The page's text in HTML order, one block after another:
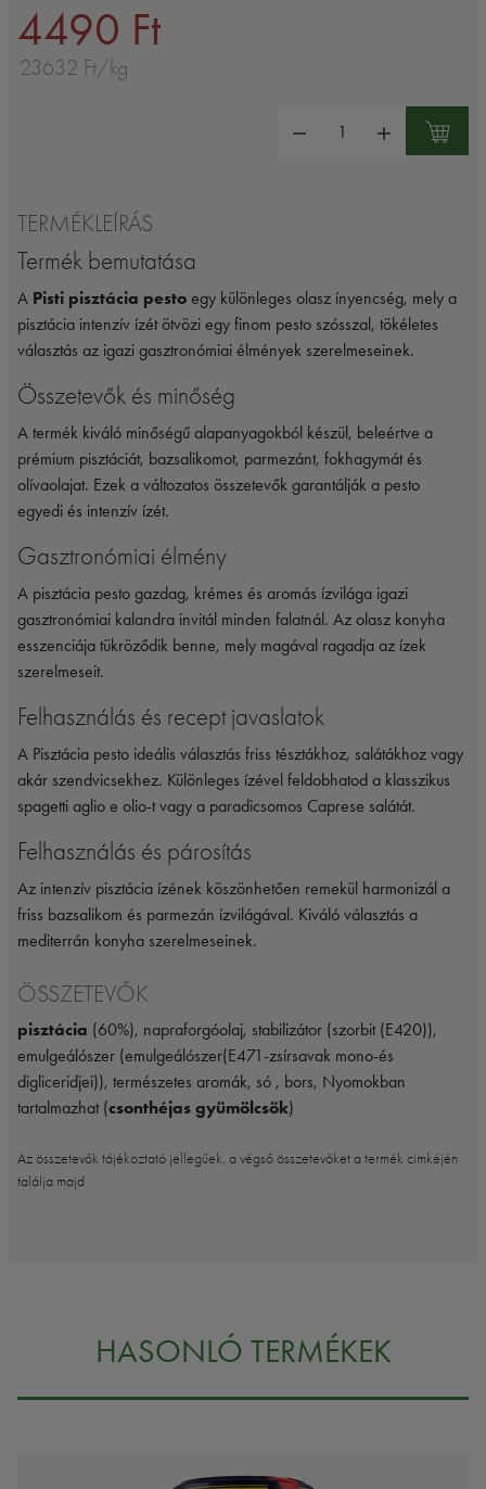
4490 Ft
23632 Ft/kg
TERMÉKLEÍRÁS
Termék bemutatása
A Pisti pisztácia pesto egy különleges olasz ínyencség, mely a
pisztácia intenzív ízét ötvözi egy finom pesto szósszal, tökéletes
választás az igazi gasztronómiai élmények szerelmeseinek.
Összetevők és minőség
A termék kiváló minőségű alapanyagokból készül, beleértve a
prémium pisztáciát, bazsalikomot, parmezánt, fokhagymát és
olívaolajat. Ezek a változatos összetevők garantálják a pesto
egyedi és intenzív ízét.
Gasztronómiai élmény
A pisztácia pesto gazdag, krémes és aromás ízvilága igazi
gasztronómiai kalandra invitál minden falatnál. Az olasz konyha
esszenciája tükröződik benne, mely magával ragadja az ízek
szerelmeseit.
Felhasználás és recept javaslatok
A Pisztácia pesto ideális választás friss tésztákhoz, salátákhoz vagy
akár szendvicsekhez. Különleges ízével feldobhatod a klasszikus
spagetti aglio e olio-t vagy a paradicsomos Caprese salátát.
Felhasználás és párosítás
Az intenzív pisztácia ízének köszönhetően remekül harmonizál a
friss bazsalikom és parmezán ízvilágával. Kiváló választás a
mediterrán konyha szerelmeseinek.
ÖSSZETEVŐK
pisztácia (60%), napraforgóolaj, stabilizátor (szorbit (E420)),
emulgeálószer (emulgeálószer(E471-zsírsavak mono-és
digliceridjei)), természetes aromák, só , bors, Nyomokban
tartalmazhat (csonthéjas gyümölcsök)
Az összetevők tájékoztató jellegűek, a végső összetevőket a termék cimkéjén
találja majd
HASONLÓ TERMÉKEK